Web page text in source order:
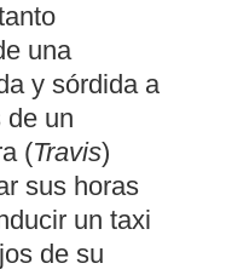
una
y sórdida a
de un
(Travis)
sus horas
un taxi
de su